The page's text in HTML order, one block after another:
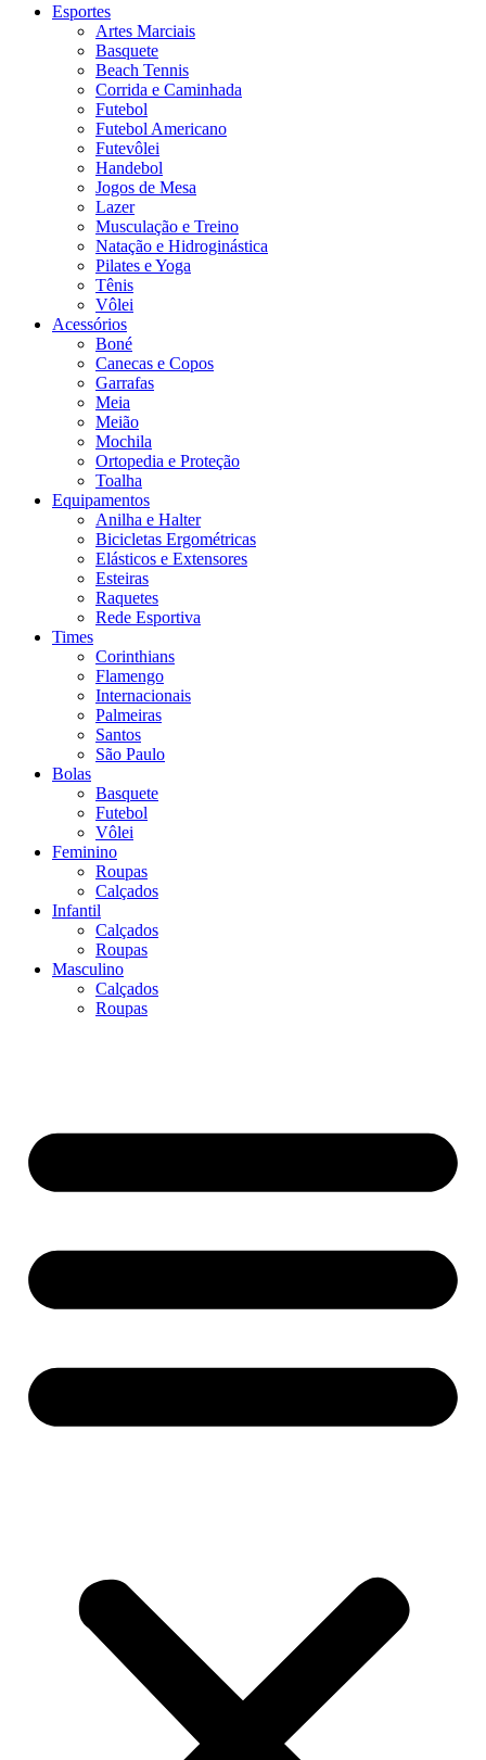
Esportes
Artes Marciais
Basquete
Beach Tennis
Corrida e Caminhada
Futebol
Futebol Americano
Futevôlei
Handebol
Jogos de Mesa
Lazer
Musculação e Treino
Natação e Hidroginástica
Pilates e Yoga
Tênis
Vôlei
Acessórios
Boné
Canecas e Copos
Garrafas
Meia
Meião
Mochila
Ortopedia e Proteção
Toalha
Equipamentos
Anilha e Halter
Bicicletas Ergométricas
Elásticos e Extensores
Esteiras
Raquetes
Rede Esportiva
Times
Corinthians
Flamengo
Internacionais
Palmeiras
Santos
São Paulo
Bolas
Basquete
Futebol
Vôlei
Feminino
Roupas
Calçados
Infantil
Calçados
Roupas
Masculino
Calçados
Roupas